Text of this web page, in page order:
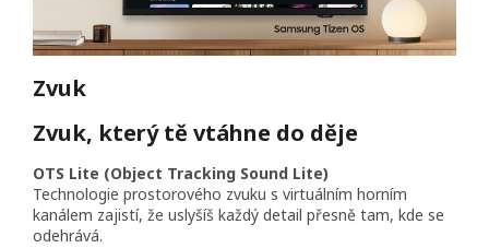
Zvuk
Zvuk, který tě vtáhne do děje
OTS Lite (Object Tracking Sound Lite)
Technologie prostorového zvuku s virtuálním horním
kanálem zajistí, že uslyšíš každý detail přesně tam, kde se
odehrává.